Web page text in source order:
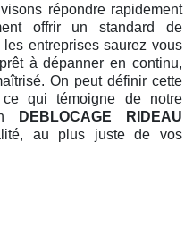
répondre rapidement
offrir un standard de
entreprises saurez vous
à dépanner en continu,
On peut définir cette
qui témoigne de notre
DEBLOCAGE RIDEAU
au plus juste de vos